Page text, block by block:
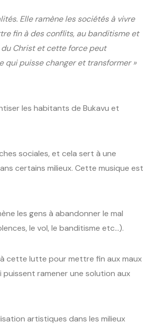
Elle ramène les sociétés à vivre
fin à des conflits, au banditisme et
Christ et cette force peut
qui puisse changer et transformer »
les habitants de Bukavu et
sociales, et cela sert à une
certains milieux. Cette musique est
les gens à abandonner le mal
le vol, le banditisme etc…).
cette lutte pour mettre fin aux maux
ramener une solution aux
artistiques dans les milieux